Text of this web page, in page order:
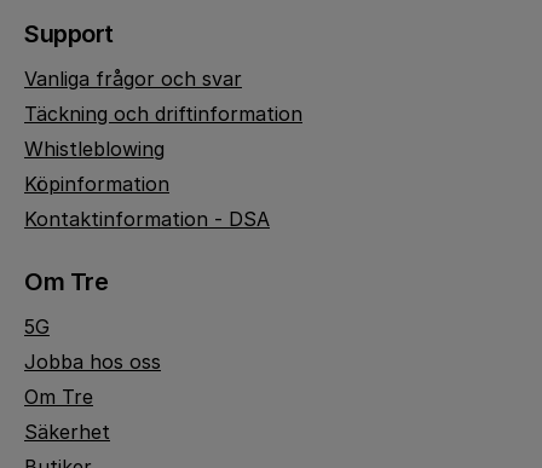
Support
Vanliga frågor och svar
Täckning och driftinformation
Whistleblowing
Köpinformation
Kontaktinformation - DSA
Om Tre
5G
Jobba hos oss
Om Tre
Säkerhet